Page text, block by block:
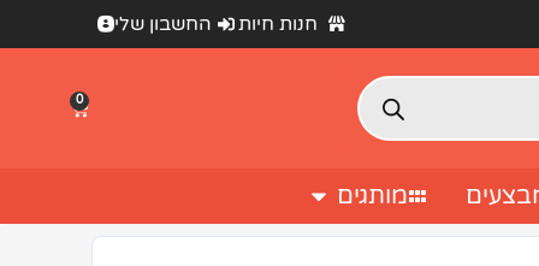
חנות חיות החשבון שלי
0
מותגים